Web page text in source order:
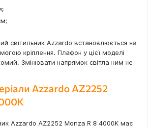
світильник Azzardo встановлюється на
кріплення. Плафон у цієї моделі
Змінювати напрямок світла ним не
Azzardo AZ2252
Azzardo AZ2252 Monza R 8 4000K має